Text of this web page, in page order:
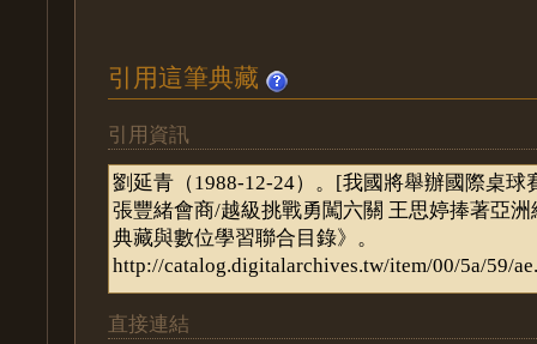
引用這筆典藏
引用資訊
直接連結